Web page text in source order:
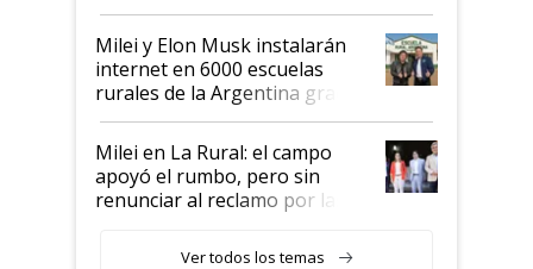
Milei y Elon Musk instalarán
internet en 6000 escuelas
rurales de la Argentina gracias
a un acuerdo con Starlink
Milei en La Rural: el campo
apoyó el rumbo, pero sin
renunciar al reclamo por las
Ver todos los temas